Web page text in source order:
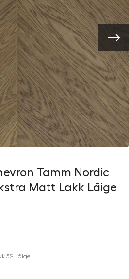
Tamm Nordic
Matt Lakk Läige
5% Läige